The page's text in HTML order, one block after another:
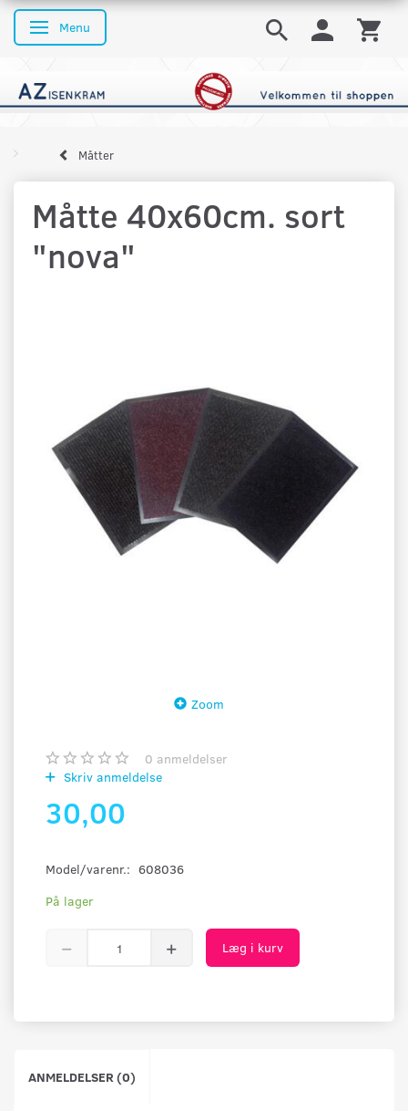
Skifte navigation
Menu
Måtter
Måtte 40x60cm. sort
"nova"
Zoom
0 anmeldelser
Skriv anmeldelse
30,00
Model/varenr.: 608036
På lager
Læg i kurv
ANMELDELSER (0)